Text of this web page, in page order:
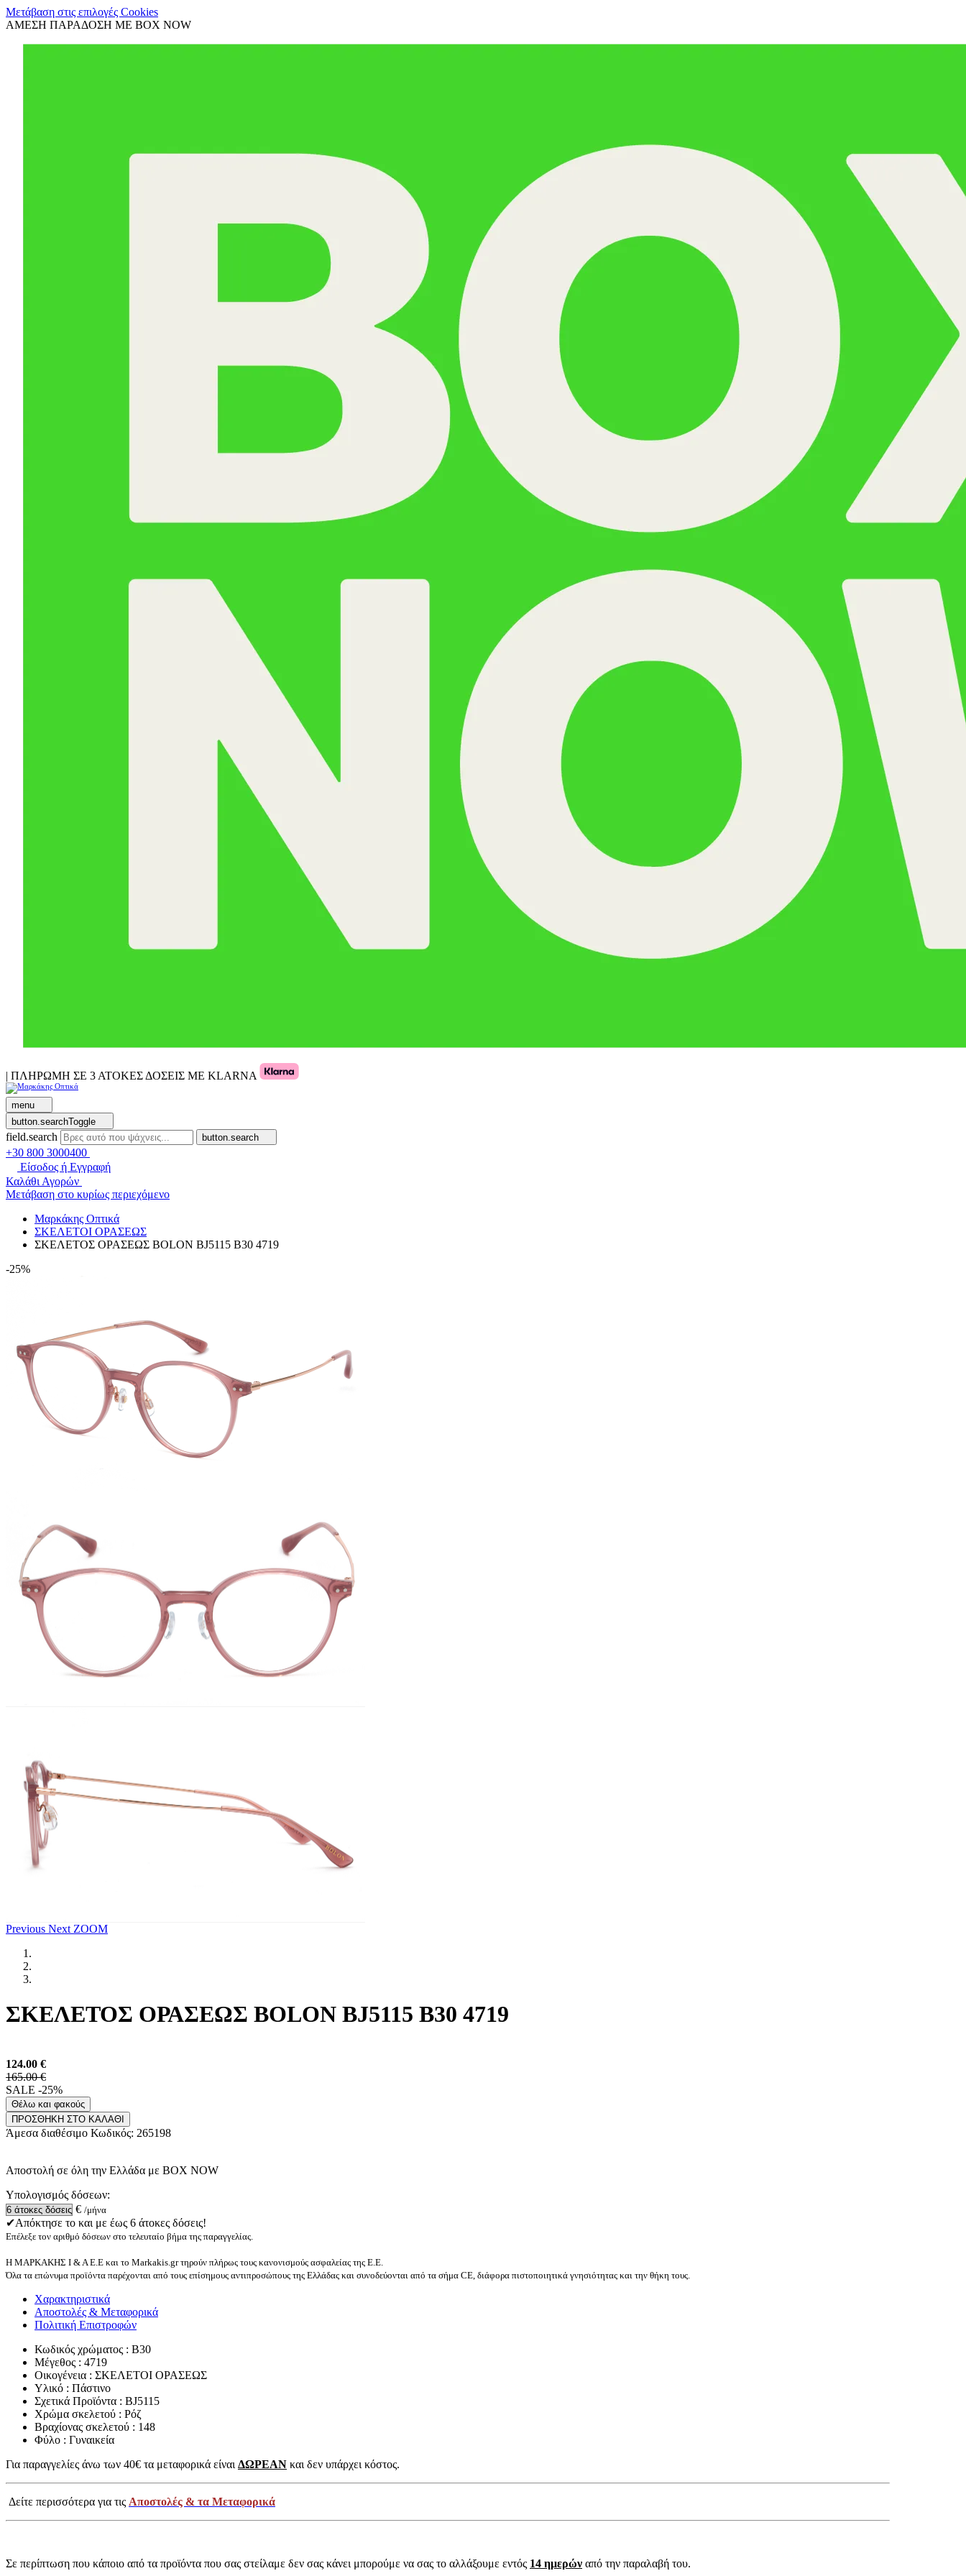
Μετάβαση στις επιλογές Cookies
ΑΜΕΣΗ ΠΑΡΑΔΟΣΗ ΜΕ BOX NOW
| ΠΛΗΡΩΜΗ ΣΕ 3 ΑΤΟΚΕΣ ΔΟΣΕΙΣ ΜΕ KLARNA
menu
button.searchToggle
field.search button.search
+30 800 3000400
Είσοδος ή Εγγραφή
Καλάθι Αγορών
Μετάβαση στο κυρίως περιεχόμενο
Μαρκάκης Οπτικά
ΣΚΕΛΕΤΟΙ ΟΡΑΣΕΩΣ
ΣΚΕΛΕΤΟΣ ΟΡΑΣΕΩΣ BOLON BJ5115 B30 4719
-25%
Previous Next ZOOM
ΣΚΕΛΕΤΟΣ ΟΡΑΣΕΩΣ BOLON BJ5115 B30 4719
124.00 €
165.00 €
SALE -25%
Θέλω και φακούς
ΠΡΟΣΘΗΚΗ ΣΤΟ ΚΑΛΑΘΙ
Άμεσα διαθέσιμο Κωδικός: 265198
Αποστολή σε όλη την Ελλάδα με BOX NOW
Υπολογισμός δόσεων:
€ /μήνα
✔Απόκτησε το και με έως 6 άτοκες δόσεις!
Επέλεξε τον αριθμό δόσεων στο τελευταίο βήμα της παραγγελίας.
Η ΜΑΡΚΑΚΗΣ Ι & Α Ε.Ε και το Markakis.gr τηρούν πλήρως τους κανονισμούς ασφαλείας της Ε.Ε.
Όλα τα επώνυμα προϊόντα παρέχονται από τους επίσημους αντιπροσώπους της Ελλάδας και συνοδεύονται από τα σήμα CE, διάφορα πιστοποιητικά γνησιότητας και την θήκη τους.
Χαρακτηριστικά
Αποστολές & Μεταφορικά
Πολιτική Επιστροφών
Κωδικός χρώματος : B30
Μέγεθος : 4719
Οικογένεια : ΣΚΕΛΕΤΟΙ ΟΡΑΣΕΩΣ
Υλικό : Πάστινο
Σχετικά Προϊόντα : BJ5115
Χρώμα σκελετού : Ρόζ
Βραχίονας σκελετού : 148
Φύλο : Γυναικεία
Για παραγγελίες άνω των 40€ τα μεταφορικά είναι ΔΩΡΕΑΝ και δεν υπάρχει κόστος.
Δείτε περισσότερα για τις Αποστολές & τα Μεταφορικά
Σε περίπτωση που κάποιο από τα προϊόντα που σας στείλαμε δεν σας κάνει μπορούμε να σας το αλλάξουμε εντός 14 ημερών από την παραλαβή του.